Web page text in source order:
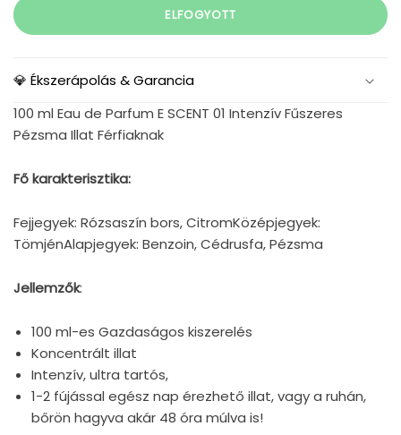
ELFOGYOTT
💎 Ékszerápolás & Garancia
100 ml Eau de Parfum E SCENT 01 Intenzív Fűszeres
Pézsma Illat Férfiaknak
Fő karakterisztika:
Fejjegyek: Rózsaszín bors, CitromKözépjegyek:
TömjénAlapjegyek: Benzoin, Cédrusfa, Pézsma
Jellemzők:
100 ml-es Gazdaságos kiszerelés
Koncentrált illat
Intenzív, ultra tartós,
1-2 fújással egész nap érezhető illat, vagy a ruhán,
bőrön hagyva akár 48 óra múlva is!